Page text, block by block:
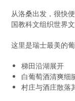
从洛桑出发，很快
国教科文组织世界文
这里是瑞士最美的
梯田沿湖展开
白葡萄酒清爽细
村庄与酒庄散落